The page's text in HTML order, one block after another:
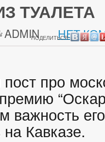
ТУАЛЕТА
ADMIN НЕТ
ПОДЕЛИТЬСЯ:
про
важность
Кавказе.